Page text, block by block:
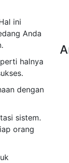
ini
Anda
halnya
dengan
sistem.
orang